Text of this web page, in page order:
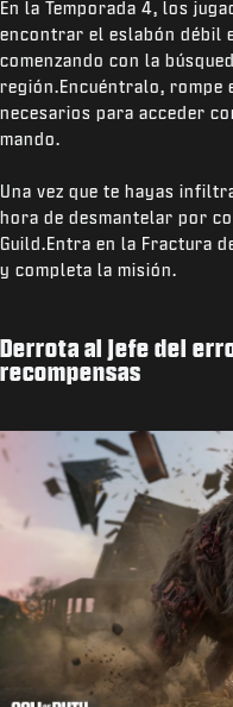
En la Temporada 4, los
encontrar el eslabón débil
comenzando con la
región.Encuéntralo,
necesarios para acceder
mando.
Una vez que te hayas
hora de desmantelar por
Guild.Entra en la Fractura
y completa la misión.
Derrota al jefe del
recompensas